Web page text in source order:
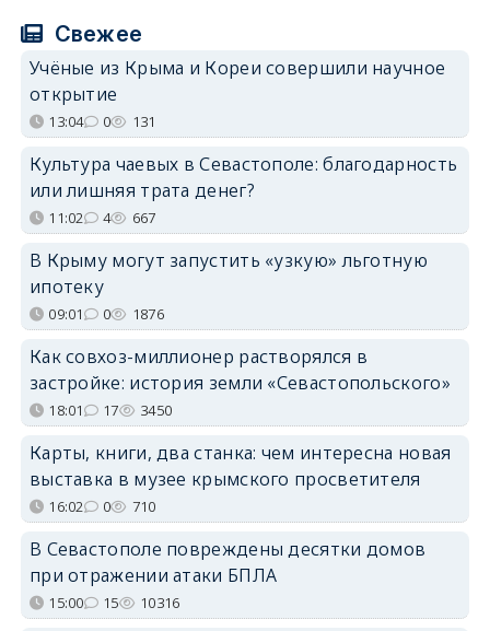
Свежее
Учёные из Крыма и Кореи совершили научное
открытие
13:04 0 131
Культура чаевых в Севастополе: благодарность
или лишняя трата денег?
11:02 4 667
В Крыму могут запустить «узкую» льготную
ипотеку
09:01 0 1876
Как совхоз-миллионер растворялся в
застройке: история земли «Севастопольского»
18:01 17 3450
Карты, книги, два станка: чем интересна новая
выставка в музее крымского просветителя
16:02 0 710
В Севастополе повреждены десятки домов
при отражении атаки БПЛА
15:00 15 10316